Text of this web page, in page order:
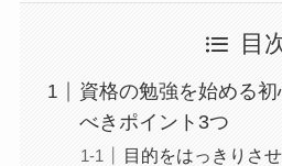
目
資格の勉強を始める初
べきポイント3つ
目的をはっきりさ